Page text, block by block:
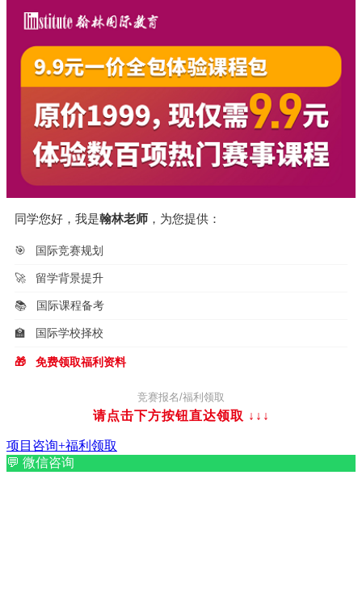
同学您好，我是翰林老师 ，为您提供：
🎯 国际竞赛规划
🚀 留学背景提升
📚 国际课程备考
🏫 国际学校择校
🎁 免费领取福利资料
竞赛报名/福利领取
请点击下方按钮直达领取 ↓↓↓
项目咨询+福利领取
💬 微信咨询